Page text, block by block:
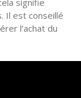
signifie
Il est conseillé
l’achat du